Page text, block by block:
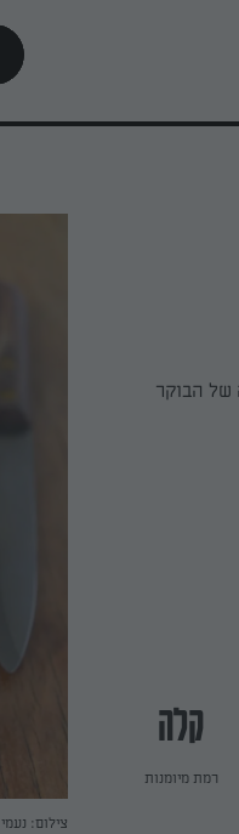
של הבוקר
קלה
רמת מיומנות
צילום: